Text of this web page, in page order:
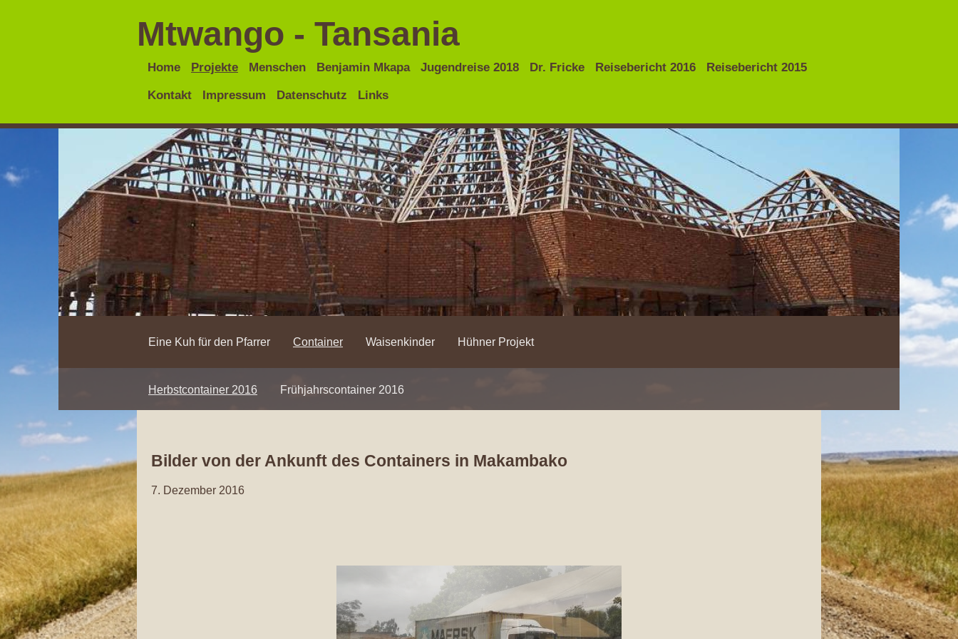
Mtwango - Tansania
Home Projekte Menschen Benjamin Mkapa Jugendreise 2018 Dr. Fricke Reisebericht 2016 Reisebericht 2015
Kontakt Impressum Datenschutz Links
Eine Kuh für den Pfarrer Container Waisenkinder Hühner Projekt
Herbstcontainer 2016 Frühjahrscontainer 2016
Bilder von der Ankunft des Containers in Makambako
7. Dezember 2016